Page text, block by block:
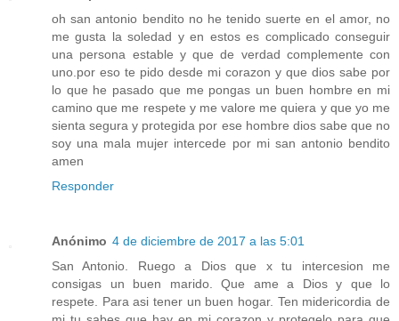
oh san antonio bendito no he tenido suerte en el amor, no
me gusta la soledad y en estos es complicado conseguir
una persona estable y que de verdad complemente con
uno.por eso te pido desde mi corazon y que dios sabe por
lo que he pasado que me pongas un buen hombre en mi
camino que me respete y me valore me quiera y que yo me
sienta segura y protegida por ese hombre dios sabe que no
soy una mala mujer intercede por mi san antonio bendito
amen
Responder
Anónimo 4 de diciembre de 2017 a las 5:01
San Antonio. Ruego a Dios que x tu intercesion me
consigas un buen marido. Que ame a Dios y que lo
respete. Para asi tener un buen hogar. Ten midericordia de